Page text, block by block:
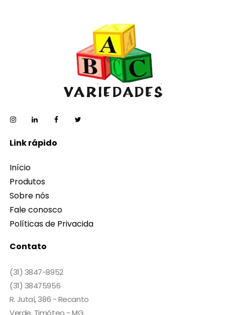
Link rápido
Início
Produtos
Sobre nós
Fale conosco
Políticas de Privacida
Contato
(31) 3847-8952
(31) 38475956
R. Jutaí, 386 - Recanto
Verde, Timóteo - MG